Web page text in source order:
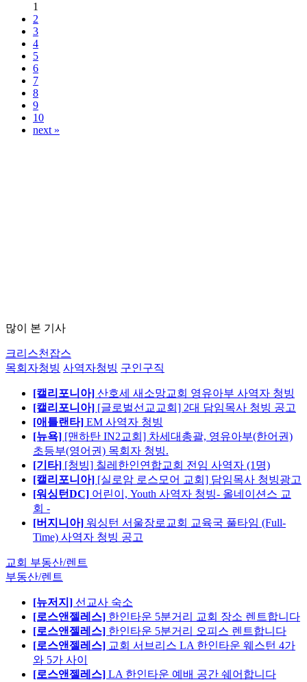
1
2
3
4
5
6
7
8
9
10
next »
많이 본 기사
크리스천잡스
목회자청빙 사역자청빙 구인구직
[캘리포니아] 산호세 새소망교회 영유아부 사역자 청빙
[캘리포니아] [글로벌선교교회] 2대 담임목사 청빙 공고
[애틀랜타] EM 사역자 청빙
[뉴욕] [맨하탄 IN2교회] 차세대총괄, 영유아부(한어권)
초등부(영어권) 목회자 청빙.
[기타] [청빙] 칠레한인연합교회 전임 사역자 (1명)
[캘리포니아] [실로암 로스모어 교회] 담임목사 청빙광고
[워싱턴DC] 어린이, Youth 사역자 청빙- 올네이션스 교
회 -
[버지니아] 워싱턴 서울장로교회 교육국 풀타임 (Full-
Time) 사역자 청빙 공고
교회 부동산/렌트
부동산/렌트
[뉴저지] 선교사 숙소
[로스앤젤레스] 한인타운 5분거리 교회 장소 렌트합니다
[로스앤젤레스] 한인타운 5분거리 오피스 렌트합니다
[로스앤젤레스] 교회 서브리스 LA 한인타운 웨스턴 4가
와 5가 사이
[로스앤젤레스] LA 한인타운 예배 공간 쉐어합니다